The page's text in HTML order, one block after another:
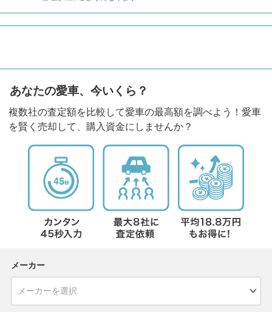
あなたの愛車、今いくら？
複数社の査定額を比較して愛車の最高額を調べよう！愛車
を賢く売却して、購入資金にしませんか？
メーカー